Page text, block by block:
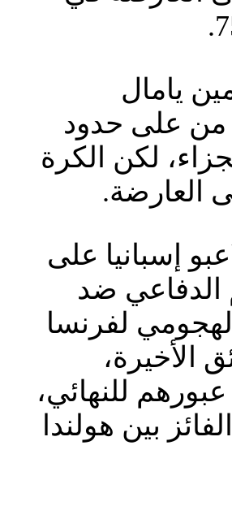
يامال
من على حدود
لكن الكرة
العارضة.
إسبانيا على
ضد
الهجومي لفرنسا
الأخيرة،
للنهائي،
بين هولندا